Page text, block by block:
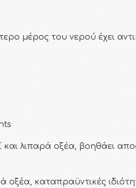
μέρος του νερού έχει
λιπαρά οξέα, βοηθάει
καταπραϋντικές